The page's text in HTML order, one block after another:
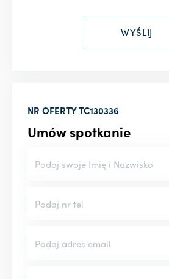
NR OFERTYTC130336
Umów spotkanie